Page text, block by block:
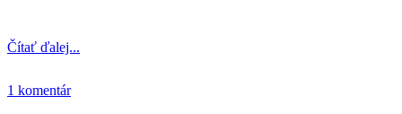
Čítať ďalej...
1 komentár